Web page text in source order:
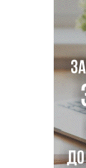
Губернатор
Днем
Семь рейсов за
аэропорту
В Новосибирске